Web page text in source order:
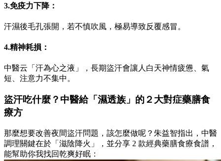
3.免疫力下降：
汗濕後毛孔張開，若不慎吹風，極易導致反覆感冒。
4.精神耗損：
中醫云「汗為心之液」，長期盜汗會讓人白天神情疲憊、氣
短、注意力不集中。
盜汗吃什麼？中醫給「濕透族」的２大對症藥膳食
療方
那麼想要改善夜間盜汗問題，該怎麼做呢？朱益智指出，中醫
調理關鍵在於「滋陰降火」，並分享 2 款經典藥膳食療食譜，
能幫助你我找回乾爽好眠：